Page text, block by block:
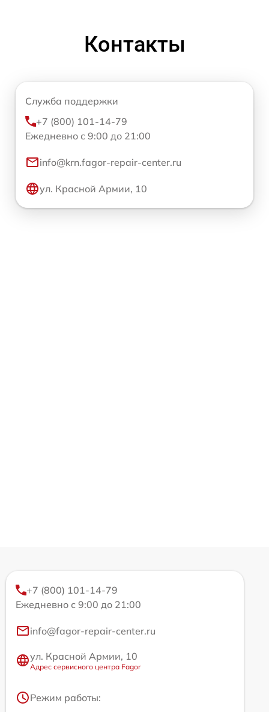
Контакты
Служба поддержки
+7 (800) 101-14-79
Ежедневно с 9:00 до 21:00
info@krn.fagor-repair-center.ru
ул. Красной Армии, 10
+7 (800) 101-14-79
Ежедневно с 9:00 до 21:00
info@fagor-repair-center.ru
ул. Красной Армии, 10
Адрес сервисного центра Fagor
Режим работы: